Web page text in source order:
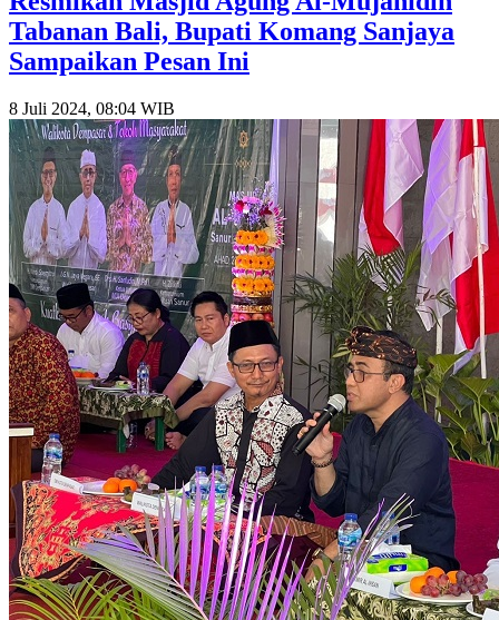
Tabanan Bali, Bupati Komang Sanjaya
Sampaikan Pesan Ini
8 Juli 2024, 08:04 WIB